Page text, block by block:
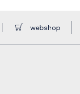
webshop